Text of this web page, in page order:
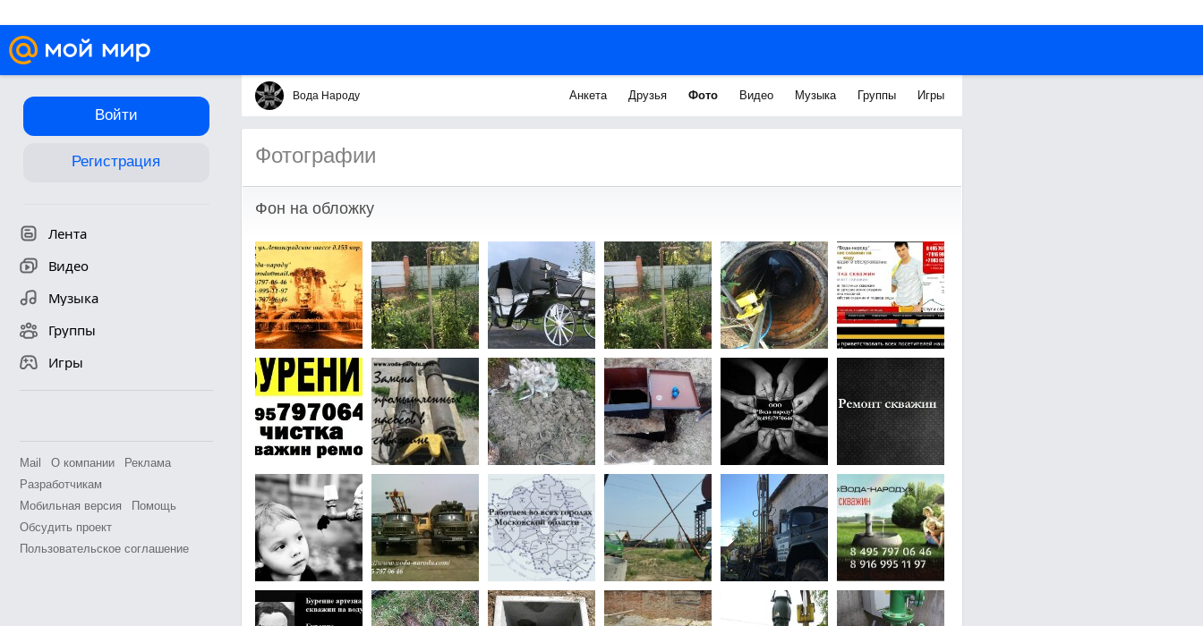
Войти
Регистрация
Лента
Видео
Музыка
Группы
Игры
Mail О компании
Реклама
Разработчикам
Мобильная версия
Помощь
Обсудить проект
Пользовательское соглашение
Вода Народу Анкета Друзья Фото Видео Музыка Группы Игры
Фотографии
Фон на обложку